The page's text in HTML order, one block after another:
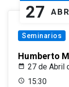
27 ABR
Seminarios
Humberto
27 de Abril
15:30